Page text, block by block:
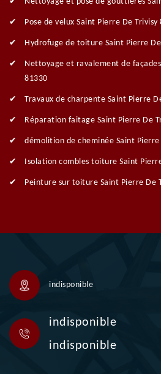
Pose de velux Saint Pierre De Trivisy
Hydrofuge de toiture Saint Pierre
Nettoyage et ravalement de
81330
Travaux de charpente Saint Pierre
Réparation faitage Saint Pierre De
démolition de cheminée Saint Pierre
Isolation combles toiture Saint
Peinture sur toiture Saint Pierre De
indisponible
indisponible
indisponible